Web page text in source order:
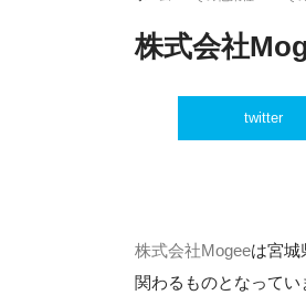
株式会社
twitter
株式会社Mogeeは宮城
関わるものとなってい